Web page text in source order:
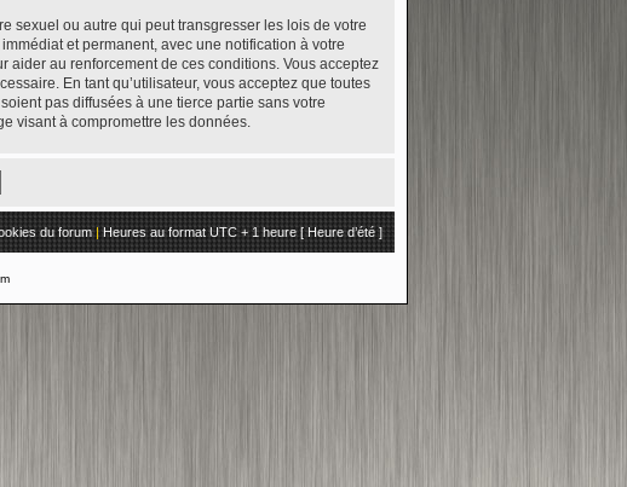
sexuel ou autre qui peut transgresser les lois de votre
et permanent, avec une notification à votre
aider au renforcement de ces conditions. Vous acceptez
En tant qu’utilisateur, vous acceptez que toutes
pas diffusées à une tierce partie sans votre
visant à compromettre les données.
du forum|Heures au format UTC + 1 heure [ Heure d’été ]